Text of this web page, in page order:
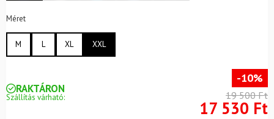
Méret
M L XL XXL
RAKTÁRON
Szállítás várható:
-10%
19 500 Ft
17 530 Ft